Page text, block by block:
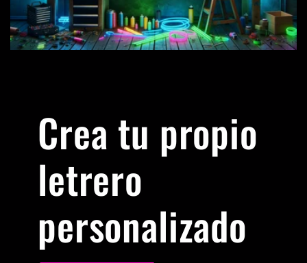
Crea tu propio
letrero
personalizado